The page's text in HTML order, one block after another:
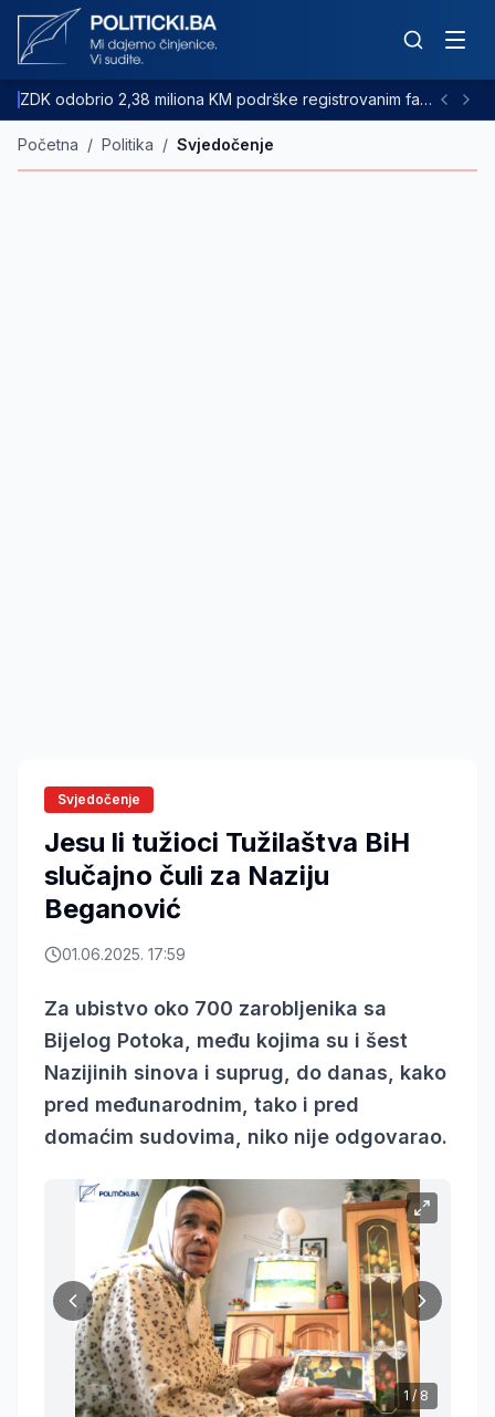
ZDK odobrio 2,38 miliona KM podrške registrovanim farmama goveda
Početna / Politika / Svjedočenje
Svjedočenje
Jesu li tužioci Tužilaštva BiH
slučajno čuli za Naziju
Beganović
01.06.2025. 17:59
Za ubistvo oko 700 zarobljenika sa
Bijelog Potoka, među kojima su i šest
Nazijinih sinova i suprug, do danas, kako
pred međunarodnim, tako i pred
domaćim sudovima, niko nije odgovarao.
1/ 8